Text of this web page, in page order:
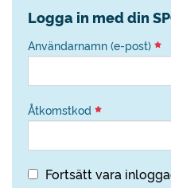
Logga in med din
Användarnamn (e-post)
Åtkomstkod
Fortsätt vara